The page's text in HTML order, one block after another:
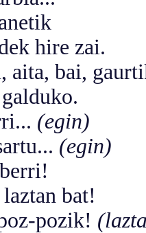
hire zai.
aita, bai,
(egin)
(egin)
bat!
pozik!